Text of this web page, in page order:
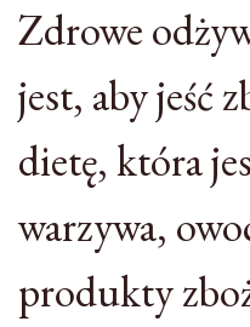
Zdrowe
jest, aby jeść
dietę, która
warzywa,
produkty